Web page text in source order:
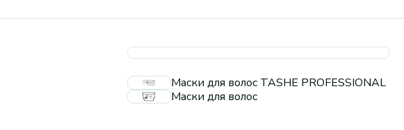
Маски для волос TASHE PROFESSIONAL
Маски для волос